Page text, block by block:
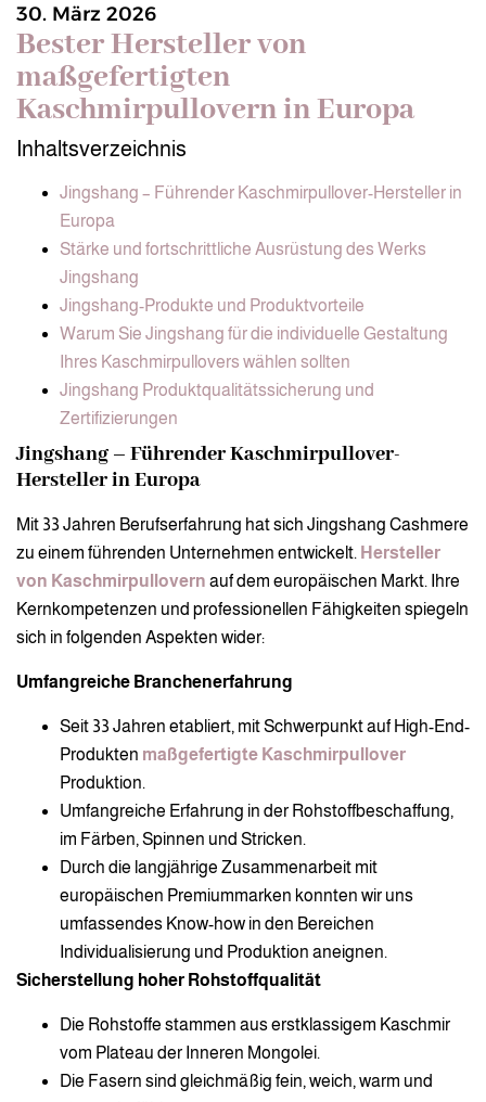
30. März 2026
Bester Hersteller von
maßgefertigten
Kaschmirpullovern in Europa
Inhaltsverzeichnis
Jingshang – Führender Kaschmirpullover-Hersteller in
Europa
Stärke und fortschrittliche Ausrüstung des Werks
Jingshang
Jingshang-Produkte und Produktvorteile
Warum Sie Jingshang für die individuelle Gestaltung
Ihres Kaschmirpullovers wählen sollten
Jingshang Produktqualitätssicherung und
Zertifizierungen
Jingshang – Führender Kaschmirpullover-
Hersteller in Europa
Mit 33 Jahren Berufserfahrung hat sich Jingshang Cashmere
zu einem führenden Unternehmen entwickelt. Hersteller
von Kaschmirpullovern auf dem europäischen Markt. Ihre
Kernkompetenzen und professionellen Fähigkeiten spiegeln
sich in folgenden Aspekten wider:
Umfangreiche Branchenerfahrung
Seit 33 Jahren etabliert, mit Schwerpunkt auf High-End-
Produkten maßgefertigte Kaschmirpullover
Produktion.
Umfangreiche Erfahrung in der Rohstoffbeschaffung,
im Färben, Spinnen und Stricken.
Durch die langjährige Zusammenarbeit mit
europäischen Premiummarken konnten wir uns
umfassendes Know-how in den Bereichen
Individualisierung und Produktion aneignen.
Sicherstellung hoher Rohstoffqualität
Die Rohstoffe stammen aus erstklassigem Kaschmir
vom Plateau der Inneren Mongolei.
Die Fasern sind gleichmäßig fein, weich, warm und